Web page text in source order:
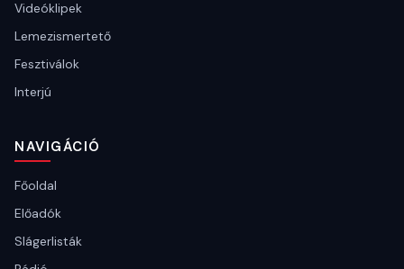
Videóklipek
Lemezismertető
Fesztiválok
Interjú
NAVIGÁCIÓ
Főoldal
Előadók
Slágerlisták